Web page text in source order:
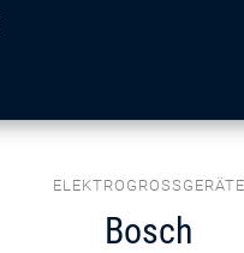
ELEKTROGROSSGERÄTE
Bosch